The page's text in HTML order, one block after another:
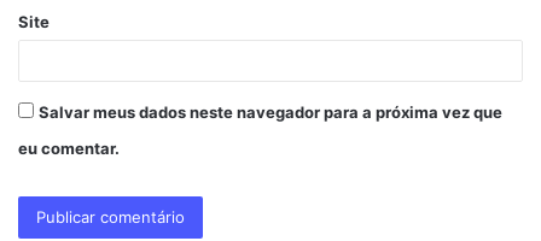
Site
Salvar meus dados neste navegador para a próxima vez que
eu comentar.